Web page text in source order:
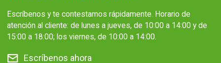
Escríbenos y te contestamos rápidamente. Horario de
atención al cliente: de lunes a jueves, de 10:00 a 14:00 y de
15:00 a 18:00; los viernes, de 10:00 a 14:00.
Escríbenos ahora